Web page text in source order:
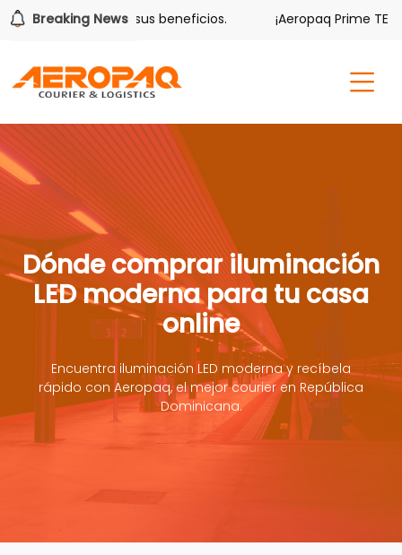
Breaking News
también tiene sus beneficios. ¡Aeropaq Prime TE DA
Dónde comprar iluminación
LED moderna para tu casa
online
Encuentra iluminación LED moderna y recíbela
rápido con Aeropaq, el mejor courier en República
Dominicana.